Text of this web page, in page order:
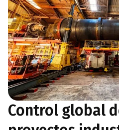
Control global